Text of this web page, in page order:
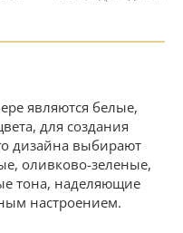
являются белые,
для создания
дизайна выбирают
оливково-зеленые,
тона, наделяющие
настроением.